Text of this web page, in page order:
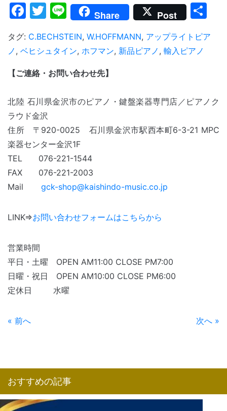
Facebook
Twitter
LineShare Post
タグ: C.BECHSTEIN, W.HOFFMANN, アップライトピア
ノ , ベヒシュタイン, ホフマン, 新品ピアノ , 輸入ピアノ
【ご連絡・お問い合わせ先】
北陸 石川県金沢市のピアノ・鍵盤楽器専門店／ピアノク
ラウド金沢
住所 〒920-0025 石川県金沢市駅西本町6-3-21 MPC
楽器センター金沢1F
TEL 076-221-1544
FAX 076-221-2003
Mail gck-shop@kaishindo-music.co.jp
LINK⇒お問い合わせフォームはこちらから
営業時間
平日・土曜 OPEN AM11:00 CLOSE PM7:00
日曜・祝日 OPEN AM10:00 CLOSE PM6:00
定休日 水曜
« 前へ 次へ »
おすすめの記事